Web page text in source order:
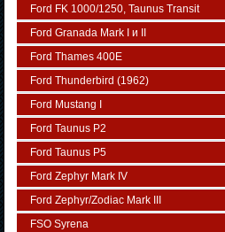
Ford FK 1000/1250, Taunus Transit
Ford Granada Mark I и II
Ford Thames 400E
Ford Thunderbird (1962)
Ford Mustang I
Ford Taunus P2
Ford Taunus P5
Ford Zephyr Mark IV
Ford Zephyr/Zodiac Mark III
FSO Syrena